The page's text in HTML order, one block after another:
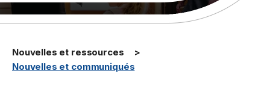
Nouvelles et ressources
Nouvelles et communiqués